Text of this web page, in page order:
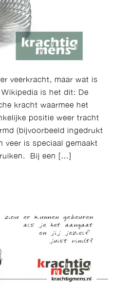
veerkracht, maar wat is
is het dit: De
kracht waarmee het
positie weer tracht
(bijvoorbeeld ingedrukt
veer is speciaal gemaakt
Bij een […]